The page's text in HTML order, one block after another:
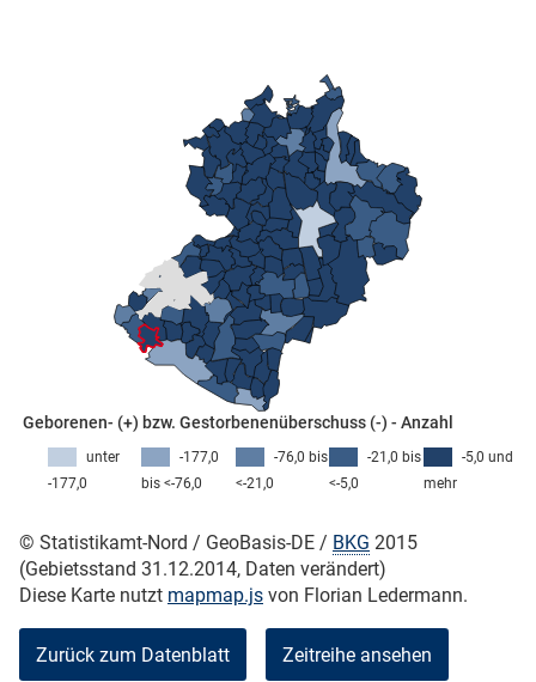
Geborenen- (+) bzw. Gestorbenenüberschuss (-) - Anzahl
-5,0 und
mehr
-21,0 bis
<-5,0
-76,0 bis
<-21,0
-177,0
bis <-76,0
unter
-177,0
© Statistikamt-Nord / GeoBasis-DE / BKG 2015
(Gebietsstand 31.12.2014, Daten verändert)
Diese Karte nutzt mapmap.js von Florian Ledermann.
Zurück zum Datenblatt Zeitreihe ansehen